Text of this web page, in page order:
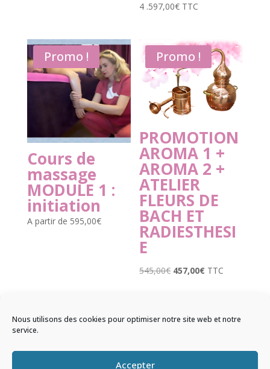
Nous utilisons des cookies pour optimiser notre site web et notre
service.
Accepter
4 .597,00€ TTC
Promo !
Cours de
massage
MODULE 1 :
initiation
A partir de 595,00€
Promo !
PROMOTION
AROMA 1 +
AROMA 2 +
ATELIER
FLEURS DE
BACH ET
RADIESTHESI
E
545,00€ Le
était :
457,00€Le
est :
TTC
© 2026 Sentir & Ressentir |